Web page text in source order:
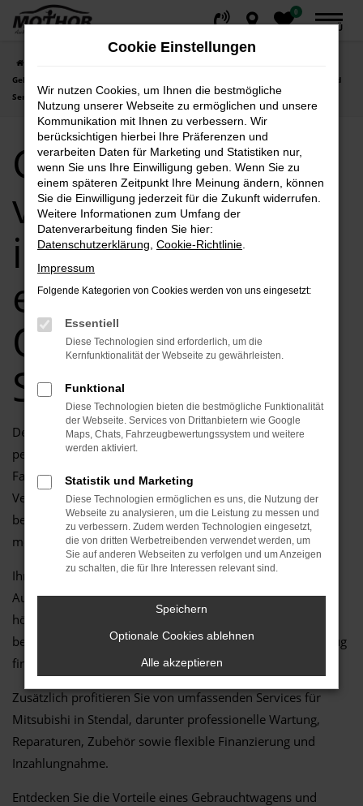
Zum
0
MENÜ
Gebrauchtwagen von Eclipse Cross in Stendal – Ihre erste Wahl für Qualität und
Service!
Gebrauchtwagen
von Eclipse Cross
in Stendal – Ihre
erste Wahl für
Qualität und
Service!
Der Eclipse Cross im Gebrauchtwagenzustand ist die
perfekte Wahl für alle, die in Stendal ein zuverlässiges
Fahrzeug mit einem hervorragenden Preis-Leistungs-
Verhältnis suchen. Ob für den Alltag, längere Fahrten oder
besondere Anlässe – der Eclipse Cross überzeugt durch
moderne Technik, hohen Komfort und geprüfte Qualität.
Ihr Mitsubishi Autohaus in Stendal bietet Ihnen eine große
Auswahl an sorgfältig geprüften Gebrauchtwagen, die
höchsten Standards entsprechen. Unser erfahrenes Team
berät Sie individuell und kompetent, damit Sie das Fahrzeug
finden, das genau zu Ihren Anforderungen passt.
Zusätzlich profitieren Sie von umfassenden Services für
Mitsubishi in Stendal, darunter professionelle Wartung,
Reparaturen, Zubehör sowie flexible Finanzierung und
Inzahlungnahme.
Entdecken Sie die Vorteile eines Gebrauchtwagens und
Cookie Einstellungen
Wir nutzen Cookies, um Ihnen die bestmögliche
Nutzung unserer Webseite zu ermöglichen und unsere
Kommunikation mit Ihnen zu verbessern. Wir
berücksichtigen hierbei Ihre Präferenzen und
verarbeiten Daten für Marketing und Statistiken nur,
wenn Sie uns Ihre Einwilligung geben. Wenn Sie zu
einem späteren Zeitpunkt Ihre Meinung ändern, können
Sie die Einwilligung jederzeit für die Zukunft widerrufen.
Weitere Informationen zum Umfang der
Datenverarbeitung finden Sie hier:
Datenschutzerklärung Cookie-Richtlinie
Impressum
Folgende Kategorien von Cookies werden von uns eingesetzt:
Essentiell
Diese Technologien sind erforderlich, um die
Kernfunktionalität der Webseite zu gewährleisten.
Funktional
Diese Technologien bieten die bestmögliche Funktionalität
der Webseite. Services von Drittanbietern wie Google
Maps, Chats, Fahrzeugbewertungssystem und weitere
werden aktiviert.
Statistik und Marketing
Diese Technologien ermöglichen es uns, die Nutzung der
Webseite zu analysieren, um die Leistung zu messen und
zu verbessern. Zudem werden Technologien eingesetzt,
die von dritten Werbetreibenden verwendet werden, um
Sie auf anderen Webseiten zu verfolgen und um Anzeigen
zu schalten, die für Ihre Interessen relevant sind.
Speichern
Optionale Cookies ablehnen
Alle akzeptieren